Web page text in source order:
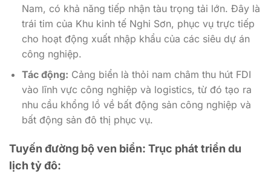
Nam, có khả năng tiếp nhận tàu trọng tải lớn. Đây là
trái tim của Khu kinh tế Nghi Sơn, phục vụ trực tiếp
cho hoạt động xuất nhập khẩu của các siêu dự án
công nghiệp.
Tác động: Cảng biển là thỏi nam châm thu hút FDI
vào lĩnh vực công nghiệp và logistics, từ đó tạo ra
nhu cầu khổng lồ về bất động sản công nghiệp và
bất động sản đô thị phục vụ.
Tuyến đường bộ ven biển: Trục phát triển du
lịch tỷ đô: